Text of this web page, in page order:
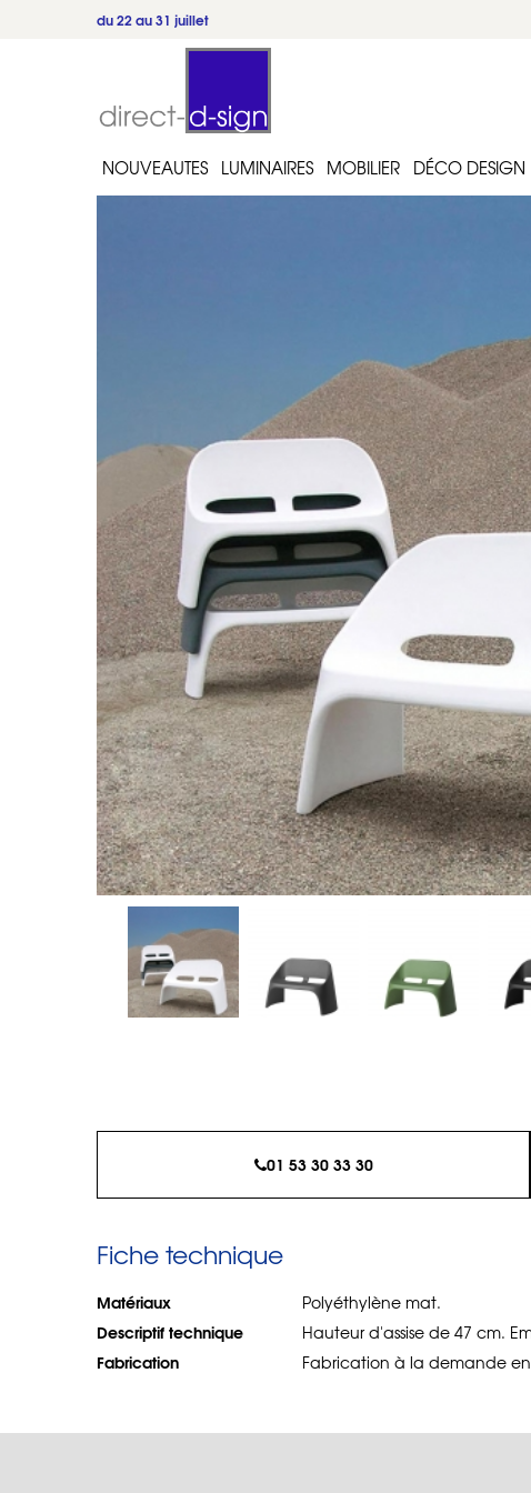
du 22 au 31 juillet
NOUVEAUTES LUMINAIRES MOBILIER DÉCO DESIGN
01 53 30 33 30
Fiche technique
Matériaux Polyéthylène mat.
Descriptif technique Hauteur d'assise de 47 cm.
Fabrication Fabrication à la demande